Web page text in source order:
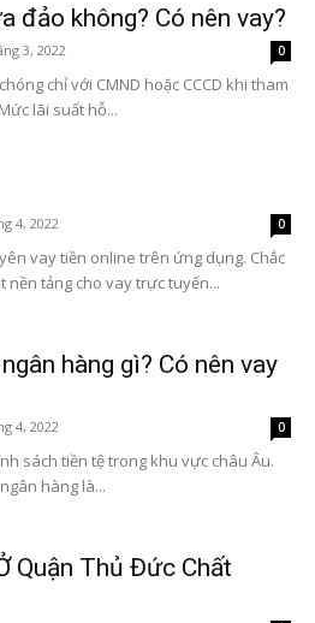
đảo không? Có nên vay?
3, 2022 0
chỉ với CMND hoặc CCCD khi tham
lãi suất hỗ...
4, 2022 0
vay tiền online trên ứng dụng. Chắc
nền tảng cho vay trực tuyến...
hàng gì? Có nên vay
4, 2022 0
sách tiền tệ trong khu vực châu Âu.
hàng là...
Quận Thủ Đức Chất